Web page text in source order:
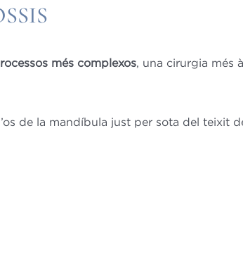
més complexos, una cirurgia més
de la mandíbula just per sota del teixit